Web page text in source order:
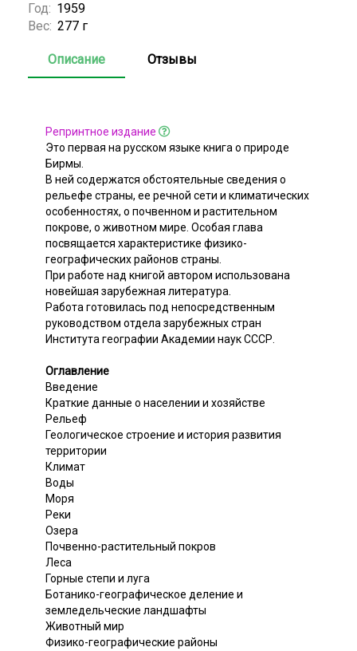
Год: 1959
Вес: 277 г
Описание Отзывы
Репринтное издание
Это первая на русском языке книга о природе
Бирмы.
В ней содержатся обстоятельные сведения о
рельефе страны, ее речной сети и климатических
особенностях, о почвенном и растительном
покрове, о животном мире. Особая глава
посвящается характеристике физико-
географических районов страны.
При работе над книгой автором использована
новейшая зарубежная литература.
Работа готовилась под непосредственным
руководством отдела зарубежных стран
Института географии Академии наук СССР.
Оглавление
Введение
Краткие данные о населении и хозяйстве
Рельеф
Геологическое строение и история развития
территории
Климат
Воды
Моря
Реки
Озера
Почвенно-растительный покров
Леса
Горные степи и луга
Ботанико-географическое деление и
земледельческие ландшафты
Животный мир
Физико-географические районы